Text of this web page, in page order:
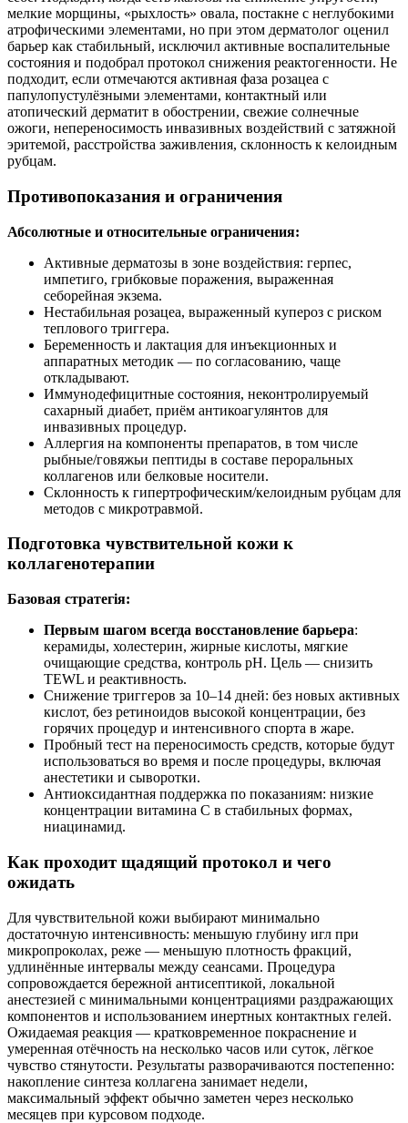
мелкие морщины, «рыхлость» овала, постакне с неглубокими
атрофическими элементами, но при этом дерматолог оценил
барьер как стабильный, исключил активные воспалительные
состояния и подобрал протокол снижения реактогенности. Не
подходит, если отмечаются активная фаза розацеа с
папулопустулёзными элементами, контактный или
атопический дерматит в обострении, свежие солнечные
ожоги, непереносимость инвазивных воздействий с затяжной
эритемой, расстройства заживления, склонность к келоидным
рубцам.
Противопоказания и ограничения
Абсолютные и относительные ограничения:
Активные дерматозы в зоне воздействия: герпес,
импетиго, грибковые поражения, выраженная
себорейная экзема.
Нестабильная розацеа, выраженный купероз с риском
теплового триггера.
Беременность и лактация для инъекционных и
аппаратных методик — по согласованию, чаще
откладывают.
Иммунодефицитные состояния, неконтролируемый
сахарный диабет, приём антикоагулянтов для
инвазивных процедур.
Аллергия на компоненты препаратов, в том числе
рыбные/говяжьи пептиды в составе пероральных
коллагенов или белковые носители.
Склонность к гипертрофическим/келоидным рубцам для
методов с микротравмой.
Подготовка чувствительной кожи к
коллагенотерапии
Базовая стратегія:
Первым шагом всегда восстановление барьера:
керамиды, холестерин, жирные кислоты, мягкие
очищающие средства, контроль pH. Цель — снизить
TEWL и реактивность.
Снижение триггеров за 10–14 дней: без новых активных
кислот, без ретиноидов высокой концентрации, без
горячих процедур и интенсивного спорта в жаре.
Пробный тест на переносимость средств, которые будут
использоваться во время и после процедуры, включая
анестетики и сыворотки.
Антиоксидантная поддержка по показаниям: низкие
концентрации витамина С в стабильных формах,
ниацинамид.
Как проходит щадящий протокол и чего
ожидать
Для чувствительной кожи выбирают минимально
достаточную интенсивность: меньшую глубину игл при
микропроколах, реже — меньшую плотность фракций,
удлинённые интервалы между сеансами. Процедура
сопровождается бережной антисептикой, локальной
анестезией с минимальными концентрациями раздражающих
компонентов и использованием инертных контактных гелей.
Ожидаемая реакция — кратковременное покраснение и
умеренная отёчность на несколько часов или суток, лёгкое
чувство стянутости. Результаты разворачиваются постепенно:
накопление синтеза коллагена занимает недели,
максимальный эффект обычно заметен через несколько
месяцев при курсовом подходе.